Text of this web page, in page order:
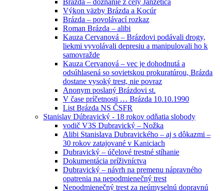
Výkon väzby Brázda a Kocúr
Brázda – povolávací rozkaz
Roman Brázda – alibi
Kauza Cervanová – Brázdovi podávali drogy,
liekmi vyvolávali depresiu a manipulovali ho k
samovražde
Kauza Cervanová – vec je dohodnutá a
odsúhlasená so sovietskou prokuratúrou, Brázda
dostane vysoký trest, nie povraz
Anonym poslaný Brázdovi st.
V čase príčetnosti … Brázda 10.10.1990
List Brázda NS ČSFR
Stanislav Dúbravický - 18 rokov odňatia slobody
vodič V3S Dubravický – Nožka
Alibi Stanislava Dubravického – aj s dôkazmi –
30 rokov zatajované v Kaniciach
Dubravický – účelové trestné stíhanie
Dokumentácia príživníctva
Dubravický – návrh na premenu nápravného
opatrenia na nepodmienečný trest
Nepodmienečný trest za neúmyselnú dopravnú